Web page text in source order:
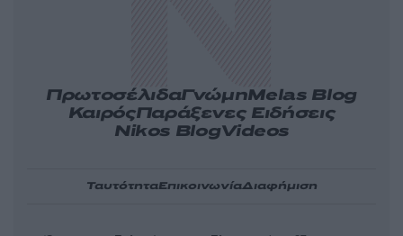
ΠρωτοσέλιδαΓνώμηMelas Blog
ΚαιρόςΠαράξενες Ειδήσεις
Nikos BlogVideos
ΤαυτότηταΕπικοινωνίαΔιαφήμιση